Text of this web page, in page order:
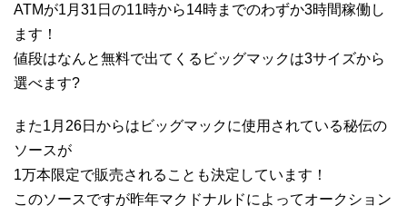
ATMが1月31日の11時から14時までのわずか3時間稼働し
ます！
値段はなんと無料で出てくるビッグマックは3サイズから
選べます?
また1月26日からはビッグマックに使用されている秘伝の
ソースが
1万本限定で販売されることも決定しています！
このソースですが昨年マクドナルドによってオークション